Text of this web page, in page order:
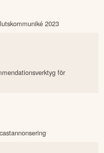
2023
för